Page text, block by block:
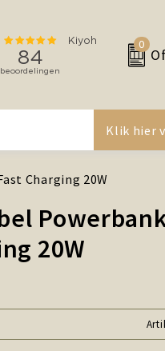
0
Klik hier
Charging 20W
20W